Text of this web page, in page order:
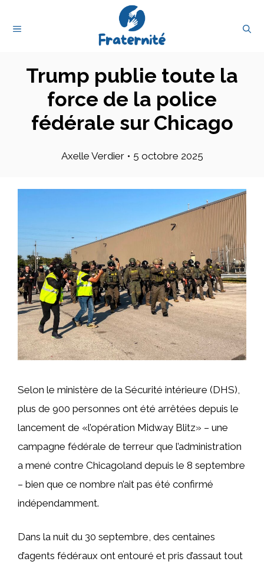
MENU
Trump publie toute la
force de la police
fédérale sur Chicago
Axelle Verdier • 5 octobre 2025
Selon le ministère de la Sécurité intérieure (DHS),
plus de 900 personnes ont été arrêtées depuis le
lancement de «l’opération Midway Blitz» – une
campagne fédérale de terreur que l’administration
a mené contre Chicagoland depuis le 8 septembre
– bien que ce nombre n’ait pas été confirmé
indépendamment.
Dans la nuit du 30 septembre, des centaines
d’agents fédéraux ont entouré et pris d’assaut tout